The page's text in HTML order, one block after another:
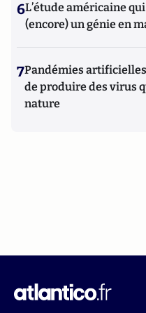
6L’étude américaine
(encore) un génie en
7Pandémies artificielles
de produire des virus
nature